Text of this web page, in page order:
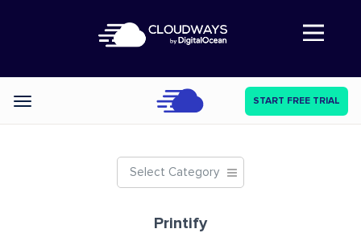
Abre a navegação
Categories START FREE TRIAL
Select Category
Printify